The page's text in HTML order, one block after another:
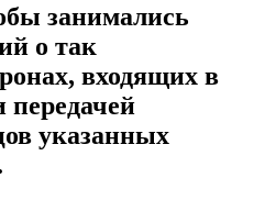
занимались
о так
входящих в
передачей
указанных